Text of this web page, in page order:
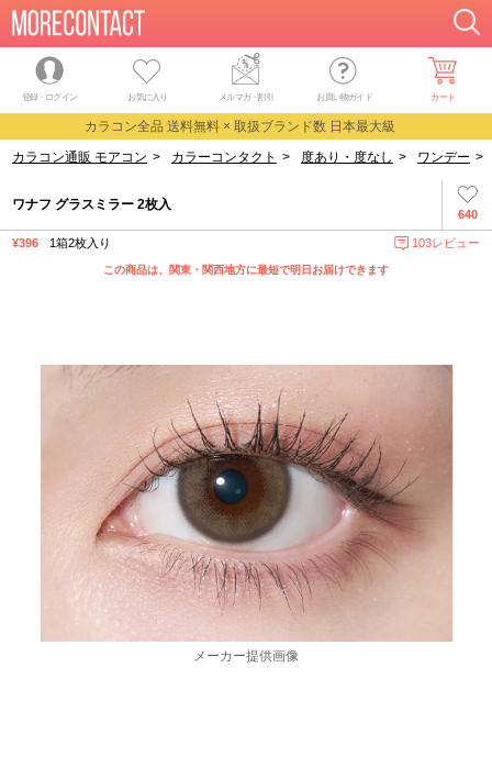
登録・ログイン お気に入り メルマガ・割引 お買い物ガイド カート
カラコン全品 送料無料 × 取扱ブランド数 日本最大級
カラコン通販 モアコン > カラーコンタクト > 度あり・度なし > ワンデー >
640
ワナフ グラスミラー 2枚入
¥396 1箱2枚入り 103レビュー
この商品は、関東・関西地方に最短で明日お届けできます